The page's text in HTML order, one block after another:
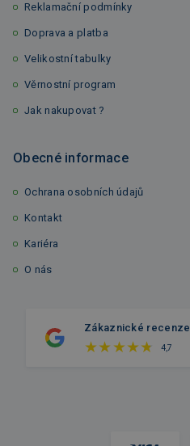
Reklamační podmínky
Doprava a platba
Velikostní tabulky
Věrnostní program
Jak nakupovat ?
Obecné informace
Ochrana osobních údajů
Kontakt
Kariéra
O nás
Zákaznické recenze
4,7